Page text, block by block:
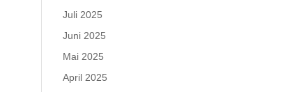
Juli 2025
Juni 2025
Mai 2025
April 2025